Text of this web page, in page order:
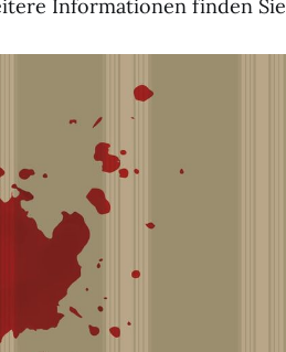
Informationen finden Sie